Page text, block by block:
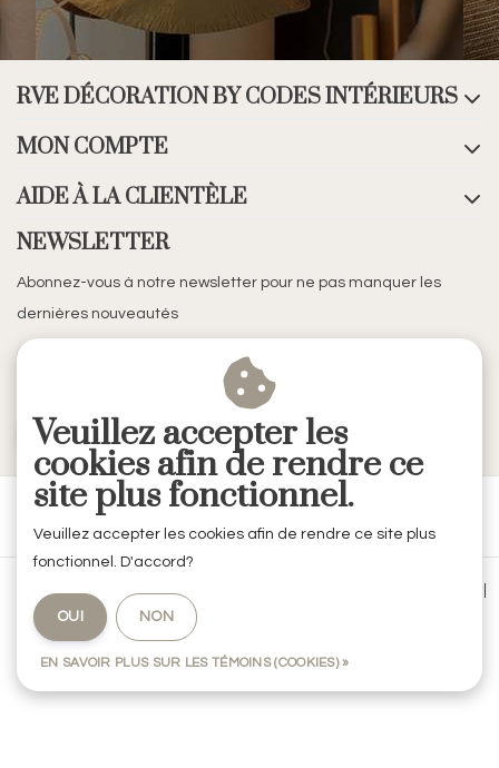
RVE DÉCORATION BY CODES INTÉRIEURS
MON COMPTE
AIDE À LA CLIENTÈLE
NEWSLETTER
Abonnez-vous à notre newsletter pour ne pas manquer les
dernières nouveautés
S'ABONNER
Conditions générales de vente
Politique de confidentialité
© Copyright 2026 - RVE Décoration by Codes Intérieurs | Realisatie
Veuillez accepter les
cookies afin de rendre ce
site plus fonctionnel.
Veuillez accepter les cookies afin de rendre ce site plus
fonctionnel. D'accord?
OUI NON
EN SAVOIR PLUS SUR LES TÉMOINS (COOKIES) »